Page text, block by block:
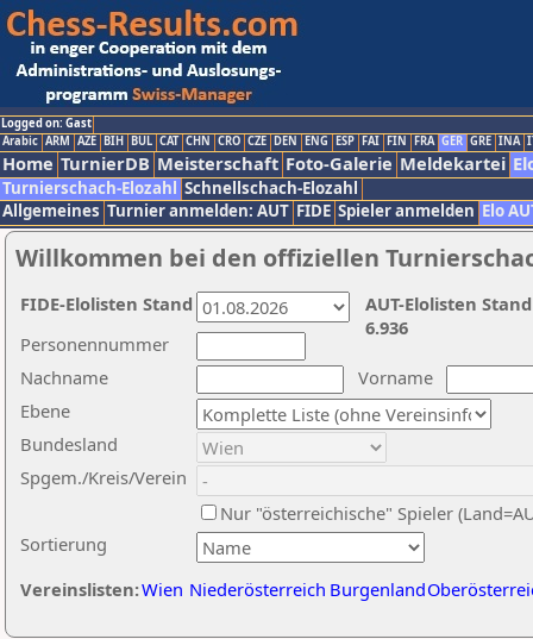
Logged on: Gast
Arabic ARM AZE BIH BUL CAT CHN CRO CZE DEN ENG ESP FAI FIN FRA GER GRE INA
Home TurnierDB Meisterschaft Foto-Galerie Meldekartei
Turnierschach-Elozahl Schnellschach-Elozahl
Allgemeines Turnier anmelden: AUT FIDE Spieler anmelden Elo
Willkommen bei den offiziellen
Nachname
Vorname
Ebene
Sortierung
Personennummer
Bundesland
Spgem./Kreis/Verein
Nur "österreichische" Spieler
Vereinslisten:Wien Niederösterreich Burgenland
AUT-Elolisten
6.936
FIDE-Elolisten Stand